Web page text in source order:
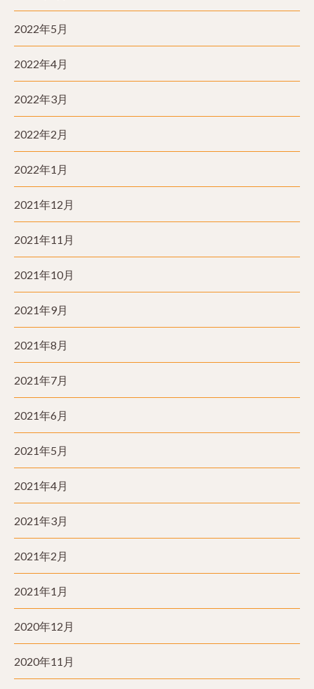
2022年5月
2022年4月
2022年3月
2022年2月
2022年1月
2021年12月
2021年11月
2021年10月
2021年9月
2021年8月
2021年7月
2021年6月
2021年5月
2021年4月
2021年3月
2021年2月
2021年1月
2020年12月
2020年11月